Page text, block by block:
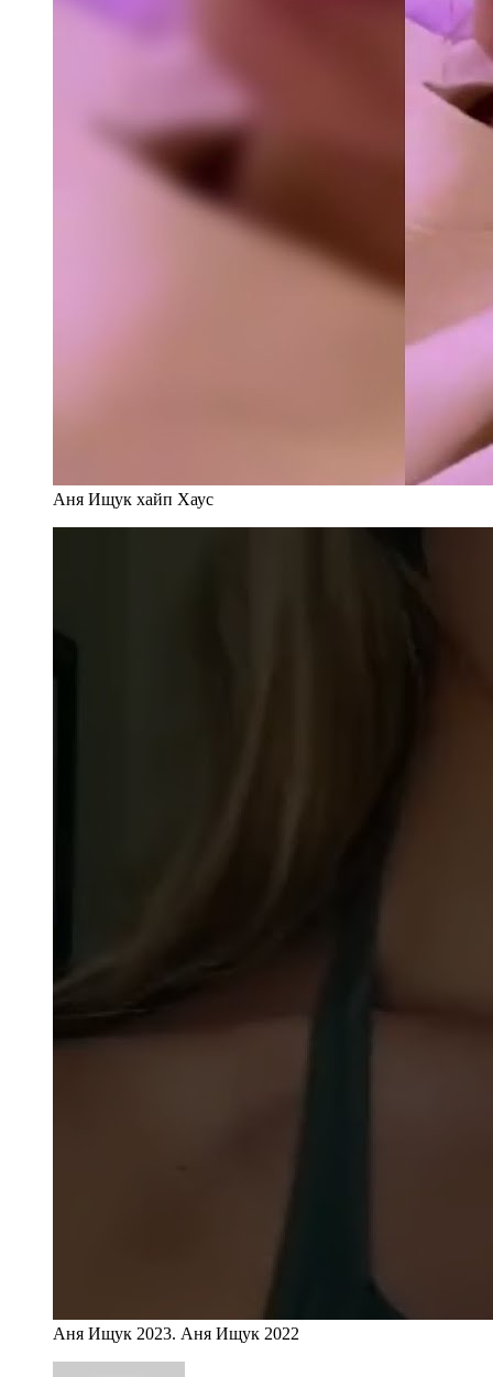
Аня Ищук хайп Хаус
Аня Ищук 2023. Аня Ищук 2022